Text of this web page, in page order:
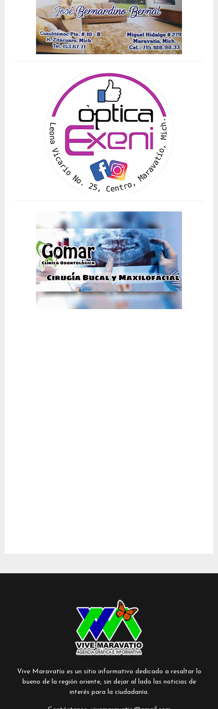
Vive Maravatío es un sitio informativo dedicado a resaltar lo
bueno de la región oriente, sin dejar al lado las noticias de
interés para la ciudadanía.